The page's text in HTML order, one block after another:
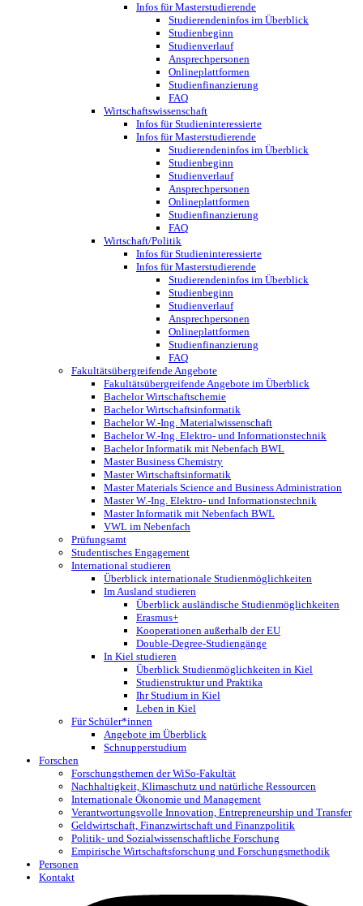
Infos für Masterstudierende
Studierendeninfos im Überblick
Studienbeginn
Studienverlauf
Ansprechpersonen
Onlineplattformen
Studienfinanzierung
FAQ
Wirtschaftswissenschaft
Infos für Studieninteressierte
Infos für Masterstudierende
Studierendeninfos im Überblick
Studienbeginn
Studienverlauf
Ansprechpersonen
Onlineplattformen
Studienfinanzierung
FAQ
Wirtschaft/Politik
Infos für Studieninteressierte
Infos für Masterstudierende
Studierendeninfos im Überblick
Studienbeginn
Studienverlauf
Ansprechpersonen
Onlineplattformen
Studienfinanzierung
FAQ
Fakultätsübergreifende Angebote
Fakultätsübergreifende Angebote im Überblick
Bachelor Wirtschaftschemie
Bachelor Wirtschaftsinformatik
Bachelor W.-Ing. Materialwissenschaft
Bachelor W.-Ing. Elektro- und Informationstechnik
Bachelor Informatik mit Nebenfach BWL
Master Business Chemistry
Master Wirtschaftsinformatik
Master Materials Science and Business Administration
Master W.-Ing. Elektro- und Informationstechnik
Master Informatik mit Nebenfach BWL
VWL im Nebenfach
Prüfungsamt
Studentisches Engagement
International studieren
Überblick internationale Studienmöglichkeiten
Im Ausland studieren
Überblick ausländische Studienmöglichkeiten
Erasmus+
Kooperationen außerhalb der EU
Double-Degree-Studiengänge
In Kiel studieren
Überblick Studienmöglichkeiten in Kiel
Studienstruktur und Praktika
Ihr Studium in Kiel
Leben in Kiel
Für Schüler*innen
Angebote im Überblick
Schnupperstudium
Forschen
Forschungsthemen der WiSo-Fakultät
Nachhaltigkeit, Klimaschutz und natürliche Ressourcen
Internationale Ökonomie und Management
Verantwortungsvolle Innovation, Entrepreneurship und Transfer
Geldwirtschaft, Finanzwirtschaft und Finanzpolitik
Politik- und Sozialwissenschaftliche Forschung
Empirische Wirtschaftsforschung und Forschungsmethodik
Personen
Kontakt